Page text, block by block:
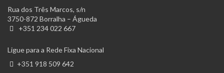
Rua dos Três Marcos, s/n
3750-872 Borralha – Águeda
+351 234 022 667
Ligue para a Rede Fixa Nacional
+351 918 509 642